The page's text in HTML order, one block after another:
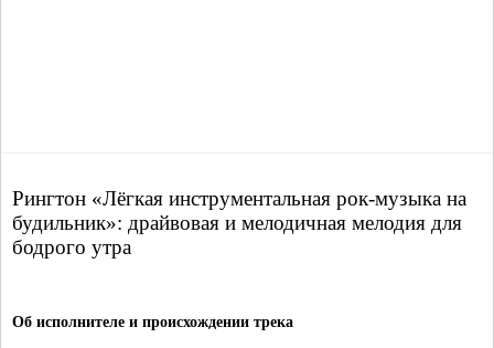
Рингтон «Лёгкая инструментальная рок-музыка на
будильник»: драйвовая и мелодичная мелодия для
бодрого утра
Об исполнителе и происхождении трека